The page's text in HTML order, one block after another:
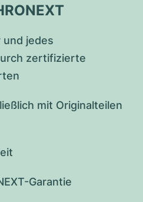
und jedes
zertifizierte
mit Originalteilen
Garantie